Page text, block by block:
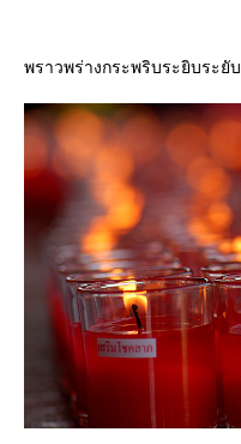
พราวพร่างกระพริบระยิบระยับ